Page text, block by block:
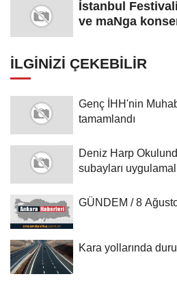
İstanbul
ve maNga
İLGINIZI ÇEKEBILIR
Genç İHH'nin
tamamlandı
Deniz Harp
subayları
GÜNDEM / 8
Kara yollarında